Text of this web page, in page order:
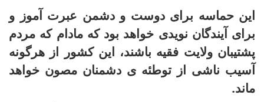
این حماسه برای دوست و دشمن عبرت آموز و
برای آیندگان نویدی خواهد بود که مادام که مردم
پشتیبان ولایت فقیه باشند، این کشور از هرگونه
آسیب ناشی از توطئه ی دشمنان مصون خواهد
ماند.